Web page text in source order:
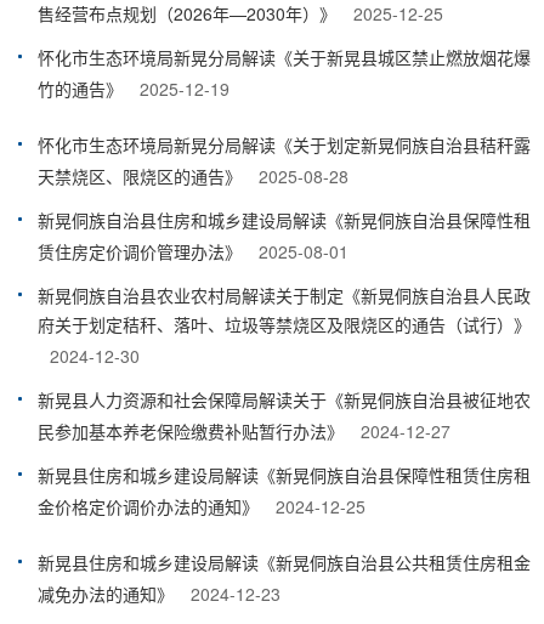
售经营布点规划（2026年—2030年）》
2025-12-25
怀化市生态环境局新晃分局解读《关于新晃县城区禁止燃放烟花爆
竹的通告》
2025-12-19
怀化市生态环境局新晃分局解读《关于划定新晃侗族自治县秸秆露
天禁烧区、限烧区的通告》
2025-08-28
新晃侗族自治县住房和城乡建设局解读《新晃侗族自治县保障性租
赁住房定价调价管理办法》
2025-08-01
新晃侗族自治县农业农村局解读关于制定《新晃侗族自治县人民政
府关于划定秸秆、落叶、垃圾等禁烧区及限烧区的通告（试行）》
2024-12-30
新晃县人力资源和社会保障局解读关于《新晃侗族自治县被征地农
民参加基本养老保险缴费补贴暂行办法》
2024-12-27
新晃县住房和城乡建设局解读《新晃侗族自治县保障性租赁住房租
金价格定价调价办法的通知》
2024-12-25
新晃县住房和城乡建设局解读《新晃侗族自治县公共租赁住房租金
减免办法的通知》
2024-12-23